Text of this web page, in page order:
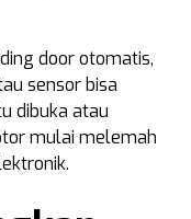
door otomatis,
sensor bisa
dibuka atau
mulai melemah